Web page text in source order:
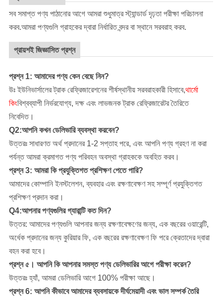
সব সমাপ্ত পণ্য পাঠানোর আগে আমরা শুধুমাত্র স্ট্যান্ডার্ড দৃঢ়তা পরীক্ষা পরিচালনা
করব.আমরা পণ্যগুলি গ্রাহকের দ্বারা নির্ধারিত বন্দর বা স্থানে সরবরাহ করব.
প্রায়শই জিজ্ঞাসিত প্রশ্ন
প্রশ্ন 1: আমাদের পণ্য কেন বেছে নিন?
উঃ ইউনিভার্সালের ট্রাক রেফ্রিজারেশনের শীর্ষস্থানীয় সরবরাহকারী হিসাবে,থার্মো
কিংবিশ্বব্যাপী নির্ভরযোগ্য, দক্ষ এবং লাভজনক ট্রাক রেফ্রিজারেটর তৈরিতে
নিবেদিত।
Q2:আপনি কখন ডেলিভারি ব্যবস্থা করবেন?
উত্তরঃ সাধারণত অর্থ প্রদানের 1-2 সপ্তাহ পরে, এবং আপনি পণ্য গ্রহণ না করা
পর্যন্ত আমরা ক্রমাগত পণ্য পরিবহন অবস্থা গ্রাহককে অবহিত করব।
প্রশ্ন 3: আমরা কি প্রযুক্তিগত প্রশিক্ষণ পেতে পারি?
আমাদের কোম্পানি ইনস্টলেশন, ব্যবহার এবং রক্ষণাবেক্ষণ সহ সম্পূর্ণ প্রযুক্তিগত
প্রশিক্ষণ প্রদান করা।
Q4:আপনার পণ্যগুলির গ্যারান্টি কত দিন?
উত্তর: আমাদের পণ্যগুলি আপনার জন্য রক্ষণাবেক্ষণের জন্য, এক বছরের ওয়ারেন্টি,
অর্ধেক প্রদানের জন্য কুরিয়ার ফি, এক বছরের রক্ষণাবেক্ষণ ফি পরে ক্রেতাদের দ্বারা
বহন করা হবে।
প্রশ্ন ৫। আপনি কি আপনার সমস্ত পণ্য ডেলিভারির আগে পরীক্ষা করেন?
উত্তরঃ হ্যাঁ, আমরা ডেলিভারি আগে 100% পরীক্ষা আছে।
প্রশ্ন 6: আপনি কীভাবে আমাদের ব্যবসায়কে দীর্ঘমেয়াদী এবং ভাল সম্পর্ক তৈরি